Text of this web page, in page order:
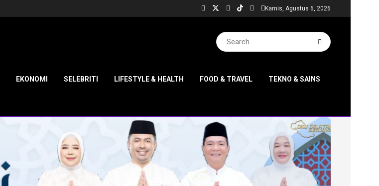
Kamis, Agustus 6, 2026
EKONOMI SELEBRITI LIFESTYLE & HEALTH FOOD & TRAVEL TEKNO & SAINS